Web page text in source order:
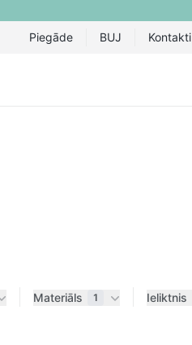
Piegāde BUJ Kontakti
Materiāls 1 Ieliktnis